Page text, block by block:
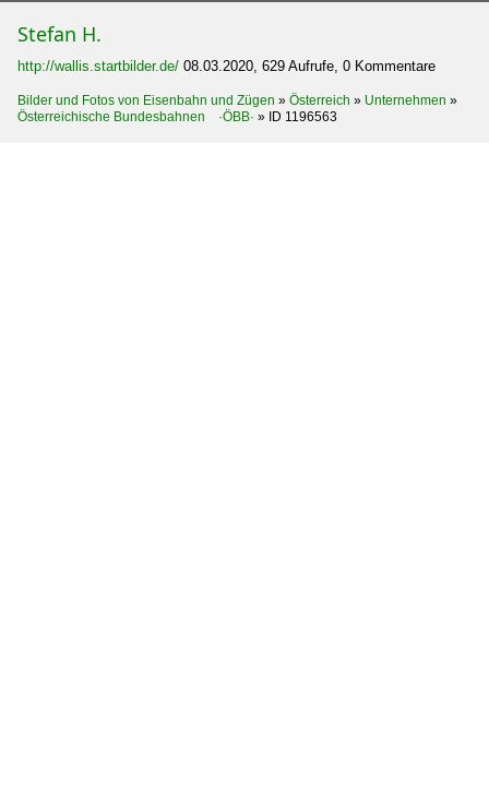
Stefan H.
http://wallis.startbilder.de/ 08.03.2020, 629 Aufrufe, 0 Kommentare
Bilder und Fotos von Eisenbahn und Zügen » Österreich » Unternehmen »
Österreichische Bundesbahnen ·ÖBB· » ID 1196563